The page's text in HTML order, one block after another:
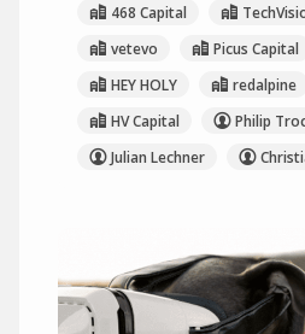
468 Capital
vetevo
Picus Capital
HEY HOLY
redalpine
HV Capital
Philip
Julian Lechner